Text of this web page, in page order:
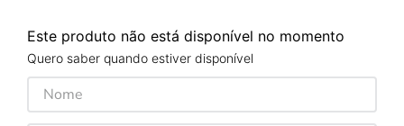
Este produto não está disponível no momento
Quero saber quando estiver disponível